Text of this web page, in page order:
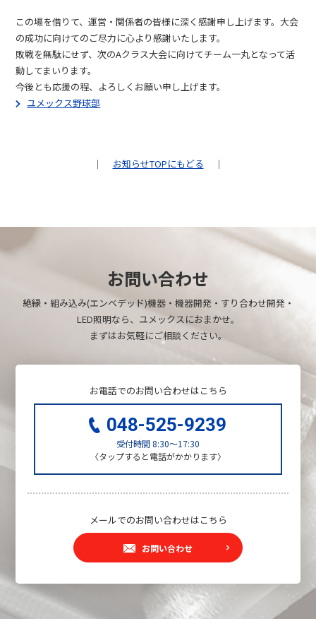
この場を借りて、運営・関係者の皆様に深く感謝申し上げます。大会
の成功に向けてのご尽力に心より感謝いたします。
敗戦を無駄にせず、次のAクラス大会に向けてチーム一丸となって活
動してまいります。
今後とも応援の程、よろしくお願い申し上げます。
ユメックス野球部
｜ お知らせTOPにもどる ｜
お問い合わせ
絶縁・組み込み(エンベデッド)機器・機器開発・すり合わせ開発・
LED照明なら、ユメックスにおまかせ。
まずはお気軽にご相談ください。
お電話でのお問い合わせはこちら
048-525-9239
受付時間 8:30～17:30
〈タップすると電話がかかります〉
メールでのお問い合わせはこちら
お問い合わせ